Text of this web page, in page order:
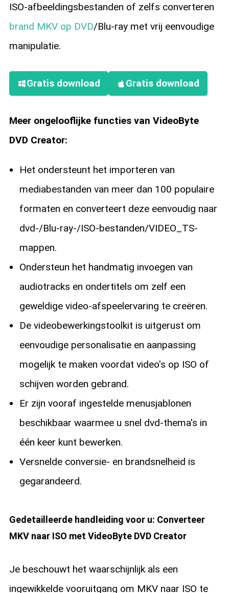
ISO-afbeeldingsbestanden of zelfs converteren
brand MKV op DVD/Blu-ray met vrij eenvoudige
manipulatie.
Gratis download Gratis download
Meer ongelooflijke functies van VideoByte
DVD Creator:
Het ondersteunt het importeren van
mediabestanden van meer dan 100 populaire
formaten en converteert deze eenvoudig naar
dvd-/Blu-ray-/ISO-bestanden/VIDEO_TS-
mappen.
Ondersteun het handmatig invoegen van
audiotracks en ondertitels om zelf een
geweldige video-afspeelervaring te creëren.
De videobewerkingstoolkit is uitgerust om
eenvoudige personalisatie en aanpassing
mogelijk te maken voordat video's op ISO of
schijven worden gebrand.
Er zijn vooraf ingestelde menusjablonen
beschikbaar waarmee u snel dvd-thema's in
één keer kunt bewerken.
Versnelde conversie- en brandsnelheid is
gegarandeerd.
Gedetailleerde handleiding voor u: Converteer
MKV naar ISO met VideoByte DVD Creator
Je beschouwt het waarschijnlijk als een
ingewikkelde vooruitgang om MKV naar ISO te